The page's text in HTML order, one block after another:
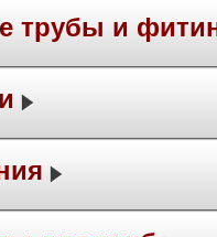
трубы и